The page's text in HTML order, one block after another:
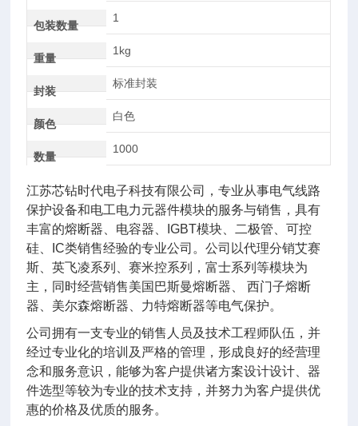
包装数量
1
重量
1kg
封装
标准封装
颜色
白色
数量
1000
江苏芯钻时代电子科技有限公司，专业从事电气线路
保护设备和电工电力元器件模块的服务与销售，具有
丰富的熔断器、电容器、IGBT模块、二极管、可控
硅、IC类销售经验的专业公司。公司以代理分销艾赛
斯、英飞凌系列、赛米控系列，富士系列等模块为
主，同时经营销售美国巴斯曼熔断器、 西门子熔断
器、美尔森熔断器、力特熔断器等电气保护。
公司拥有一支专业的销售人员及技术工程师队伍，并
经过专业化的培训及严格的管理，形成良好的经营理
念和服务意识，能够为客户提供诸方案设计设计、器
件选型等较为专业的技术支持，并努力为客户提供优
惠的价格及优质的服务。